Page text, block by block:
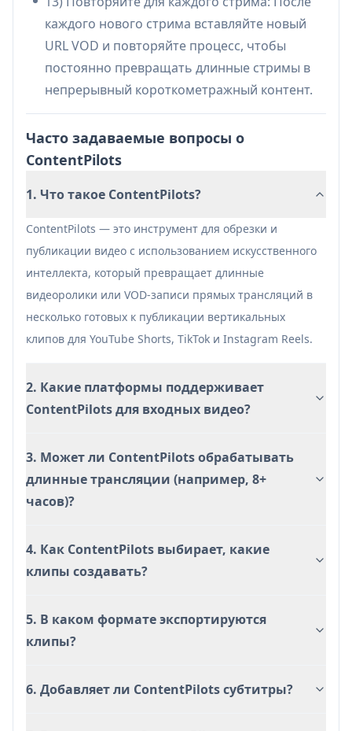
метаданные и планируйте публикации на
нескольких каналах из одного места.
Преимущества
Обрабатывает очень длинные видео/VOD
(многочасовые трансляции), а не только
короткие загрузки
Комплексный рабочий процесс: обрезка,
многоплатформенное планирование
Субтитры в стиле караоке и вертикальное
форматирование оптимизированы для
коротких видео
Недостатки
Автоматически выбранные «лучшие
моменты» могут всё ещё требовать ручной
контексту и во избежание пропуска
ключевых моментов
планирования могут различаться в
зависимости от сети и могут требовать
разрешений учётной записи и постоянного
Вертикальное кадрирование/обработка
соотношения сторон может не подходить
дополнительных элементов управления
редактированием
каждого нового стрима вставляйте новый
URL VOD и повторяйте процесс, чтобы
постоянно превращать длинные стримы в
непрерывный короткометражный контент.
Часто задаваемые вопросы о
ContentPilots
1. Что такое ContentPilots?
ContentPilots — это инструмент для обрезки и
публикации видео с использованием искусственного
интеллекта, который превращает длинные
видеоролики или VOD-записи прямых трансляций в
несколько готовых к публикации вертикальных
клипов для YouTube Shorts, TikTok и Instagram Reels.
2. Какие платформы поддерживает
ContentPilots для входных видео?
3. Может ли ContentPilots обрабатывать
длинные трансляции (например, 8+
часов)?
4. Как ContentPilots выбирает, какие
клипы создавать?
5. В каком формате экспортируются
клипы?
6. Добавляет ли ContentPilots субтитры?